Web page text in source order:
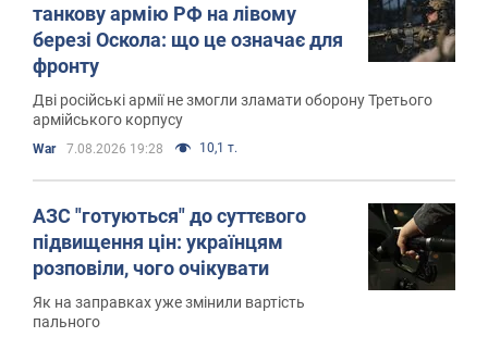
танкову армію РФ на лівому
березі Оскола: що це означає для
фронту
Дві російські армії не змогли зламати оборону Третього
армійського корпусу
War 7.08.2026 19:28 10,1 т.
АЗС "готуються" до суттєвого
підвищення цін: українцям
розповіли, чого очікувати
Як на заправках уже змінили вартість
пального